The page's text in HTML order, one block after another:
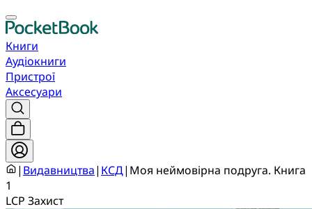
Книги
Аудіокниги
Пристрої
Аксесуари
| Видавництва| КСД| Моя неймовірна подруга. Книга
1
LCP Захист